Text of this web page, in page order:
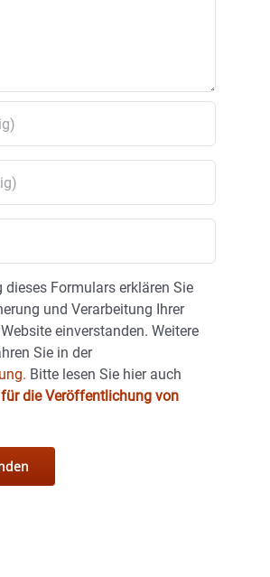
dieses Formulars erklären Sie
und Verarbeitung Ihrer
einverstanden. Weitere
Sie in der
Bitte lesen Sie hier auch
die Veröffentlichung von